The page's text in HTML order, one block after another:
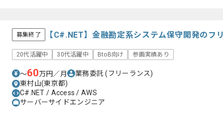
募集終了 【C#.NET】金融勘定系システム保守開発のフ
20代活躍中 30代活躍中 BtoB向け 参画実績あり
〜60万円／月 業務委託(フリーランス)
東村山(東京都)
C#.NET / Access / AWS
サーバーサイドエンジニア